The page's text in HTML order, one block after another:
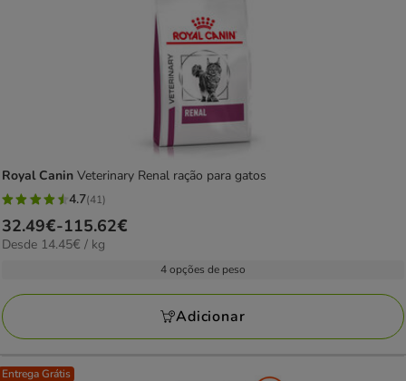
Royal Canin Veterinary Renal ração para gatos
4.7
estrelas
com
avaliações
4.7(41)
Preço
de
115.62€
32.49€-115.62€
14.45€
Desde 14.45€ / kg
4 opções de peso
Adicionar
Entrega Grátis